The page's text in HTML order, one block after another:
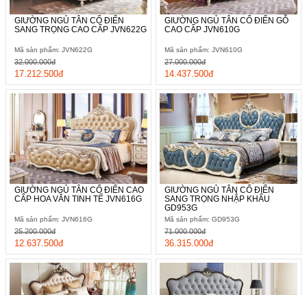
GIƯỜNG NGỦ TÂN CỔ ĐIỂN
SANG TRỌNG CAO CẤP JVN622G
Mã sản phẩm: JVN622G
17.212.500đ
32.000.000đ
GIƯỜNG NGỦ TÂN CỔ ĐIỂN GỖ
CAO CẤP JVN610G
Mã sản phẩm: JVN610G
14.437.500đ
27.000.000đ
GIƯỜNG NGỦ TÂN CỔ ĐIỂN CAO
CẤP HOA VĂN TINH TẾ JVN616G
Mã sản phẩm: JVN616G
12.637.500đ
25.200.000đ
GIƯỜNG NGỦ TÂN CỔ ĐIỂN
SANG TRỌNG NHẬP KHẨU
GD953G
Mã sản phẩm: GD953G
36.315.000đ
71.000.000đ